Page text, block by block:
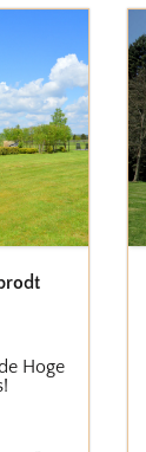
Hoge